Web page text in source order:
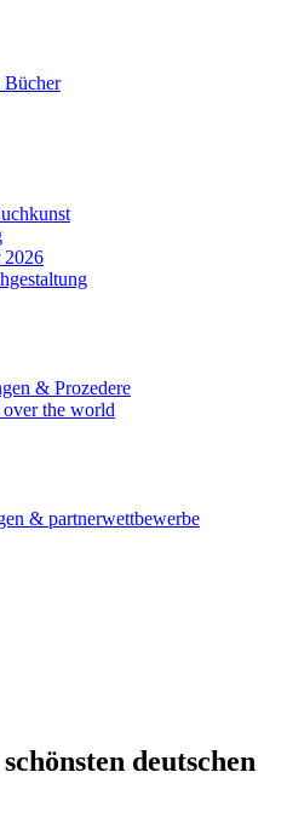
Bücher
2026
& Prozedere
the world
& partnerwettbewerbe
deutschen